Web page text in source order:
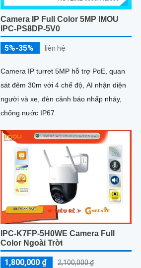
Camera IP Full Color 5MP IMOU
IPC-PS8DP-5V0
5%-35% liên hệ
Camera IP turret 5MP hỗ trợ PoE, quan
sát đêm 30m với 4 chế độ, AI nhận diện
người và xe, đèn cảnh báo nhấp nháy,
chống nước IP67
IPC-K7FP-5H0WE Camera Full
Color Ngoài Trời
1,800,000 ₫ 2,100,000 ₫